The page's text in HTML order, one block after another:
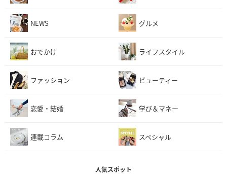
NEWS グルメ
おでかけ ライフスタイル
ファッション ビューティー
恋愛・結婚 学び＆マネー
連載コラム スペシャル
人気スポット